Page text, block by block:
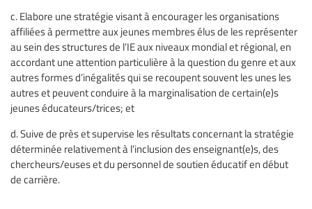
c. Elabore une stratégie visant à encourager les organisations
affiliées à permettre aux jeunes membres élus de les représenter
au sein des structures de l’IE aux niveaux mondial et régional, en
accordant une attention particulière à la question du genre et aux
autres formes d’inégalités qui se recoupent souvent les unes les
autres et peuvent conduire à la marginalisation de certain(e)s
jeunes éducateurs/trices; et
d. Suive de près et supervise les résultats concernant la stratégie
déterminée relativement à l’inclusion des enseignant(e)s, des
chercheurs/euses et du personnel de soutien éducatif en début
de carrière.